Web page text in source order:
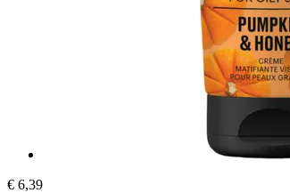
€ 6,39